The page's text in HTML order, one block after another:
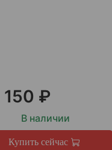
150 ₽
В наличии
Купить сейчас